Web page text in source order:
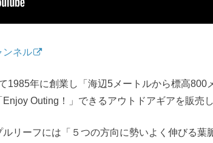
ンネル
1985年に創業し「海辺5メートルから標高800
Outing！」できるアウトドアギアを販売し
リーフには「５つの方向に勢いよく伸びる葉